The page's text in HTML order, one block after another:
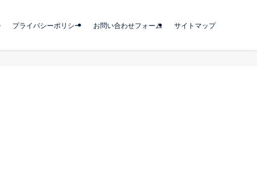
プライバシーポリシー お問い合わせフォーム サイトマップ